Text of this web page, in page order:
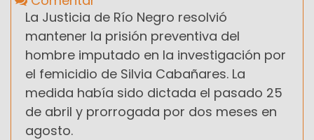
La Justicia de Río Negro resolvió
mantener la prisión preventiva del
hombre imputado en la investigación por
el femicidio de Silvia Cabañares. La
medida había sido dictada el pasado 25
de abril y prorrogada por dos meses en
agosto.